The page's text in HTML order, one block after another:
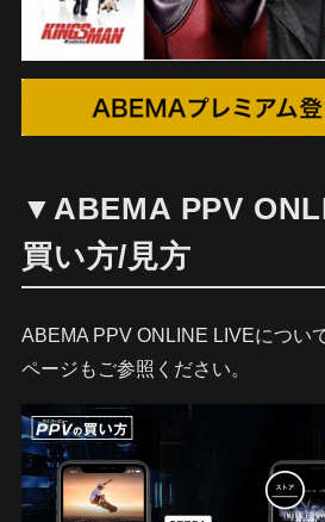
▼ABEMA PPV
買い方/見方
ABEMA PPV ONLINE LIVEについ
ページもご参照ください。